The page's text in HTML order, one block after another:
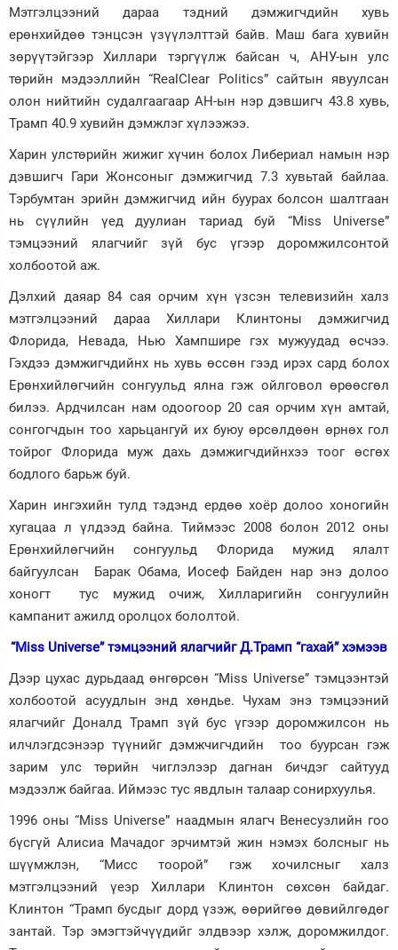
Мэтгэлцээний дараа тэдний дэмжигчдийн хувь
ерөнхийдөө тэнцсэн үзүүлэлттэй байв. Маш бага хувийн
зөрүүтэйгээр Хиллари тэргүүлж байсан ч, АНУ-ын улс
төрийн мэдээллийн “RealClear Politics” сайтын явуулсан
олон нийтийн судалгаагаар АН-ын нэр дэвшигч 43.8 хувь,
Трамп 40.9 хувийн дэмжлэг хүлээжээ.
Харин улстөрийн жижиг хүчин болох Либериал намын нэр
дэвшигч Гари Жонсоныг дэмжигчид 7.3 хувьтай байлаа.
Тэрбумтан эрийн дэмжигчид ийн буурах болсон шалтгаан
нь сүүлийн үед дуулиан тариад буй “Miss Universe”
тэмцээний ялагчийг зүй бус үгээр доромжилсонтой
холбоотой аж.
Дэлхий даяар 84 сая орчим хүн үзсэн телевизийн халз
мэтгэлцээний дараа Хиллари Клинтоны дэмжигчид
Флорида, Невада, Нью Хампшире гэх мужуудад өсчээ.
Гэхдээ дэмжигчдийнх нь хувь өссөн гээд ирэх сард болох
Ерөнхийлөгчийн сонгуульд ялна гэж ойлговол өрөөсгөл
билээ. Ардчилсан нам одоогоор 20 сая орчим хүн амтай,
сонгогчдын тоо харьцангуй их буюу өрсөлдөөн өрнөх гол
тойрог Флорида муж дахь дэмжигчдийнхээ тоог өсгөх
бодлого барьж буй.
Харин ингэхийн тулд тэдэнд ердөө хоёр долоо хоногийн
хугацаа л үлдээд байна. Тиймээс 2008 болон 2012 оны
Ерөнхийлөгчийн сонгуульд Флорида мужид ялалт
байгуулсан Барак Обама, Иосеф Байден нар энэ долоо
хоногт тус мужид очиж, Хилларигийн сонгуулийн
кампанит ажилд оролцох бололтой.
“Miss Universe” тэмцээний ялагчийг Д.Трамп “гахай” хэмээв
Дээр цухас дурьдаад өнгөрсөн “Miss Universe” тэмцээнтэй
холбоотой асуудлын энд хөндье. Чухам энэ тэмцээний
ялагчийг Доналд Трамп зүй бус үгээр доромжилсон нь
илчлэгдсэнээр түүнийг дэмжчигчдийн тоо буурсан гэж
зарим улс төрийн чиглэлээр дагнан бичдэг сайтууд
мэдээлж байгаа. Иймээс тус явдлын талаар сонирхуулья.
1996 оны “Miss Universe” наадмын ялагч Венесуэлийн гоо
бүсгүй Алисиа Мачадог эрчимтэй жин нэмэх болсныг нь
шүүмжлэн, “Мисс тоорой” гэж хочилсныг халз
мэтгэлцээний үеэр Хиллари Клинтон сөхсөн байдаг.
Клинтон “Трамп бусдыг дорд үзэж, өөрийгөө дөвийлгөдөг
зантай. Тэр эмэгтэйчүүдийг элдвээр хэлж, доромжилдог.